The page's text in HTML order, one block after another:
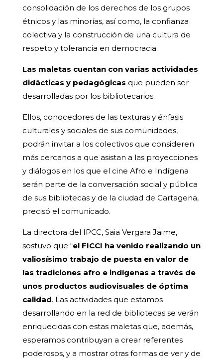
consolidación de los derechos de los grupos
étnicos y las minorías, así como, la confianza
colectiva y la construcción de una cultura de
respeto y tolerancia en democracia.
Las maletas cuentan con varias actividades
didácticas y pedagógicas que pueden ser
desarrolladas por los bibliotecarios.
Ellos, conocedores de las texturas y énfasis
culturales y sociales de sus comunidades,
podrán invitar a los colectivos que consideren
más cercanos a que asistan a las proyecciones
y diálogos en los que el cine Afro e Indígena
serán parte de la conversación social y pública
de sus bibliotecas y de la ciudad de Cartagena,
precisó el comunicado.
La directora del IPCC, Saia Vergara Jaime,
sostuvo que “el FICCI ha venido realizando un
valiosísimo trabajo de puesta en valor de
las tradiciones afro e indígenas a través de
unos productos audiovisuales de óptima
calidad. Las actividades que estamos
desarrollando en la red de bibliotecas se verán
enriquecidas con estas maletas que, además,
esperamos contribuyan a crear referentes
poderosos, y a mostrar otras formas de ver y de